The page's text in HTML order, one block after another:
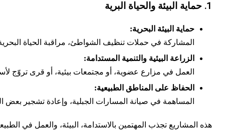
1. حماية البيئة والحياة البرية
حماية البيئة البحرية:
المشاركة في حملات تنظيف الشواطئ، مراقبة الحياة
الزراعة البيئية والتنمية المستدامة:
العمل في مزارع عضوية، أو مجتمعات بيئية، أو قرى تروّج
الحفاظ على المناطق الطبيعية:
المساهمة في صيانة المسارات الجبلية، وإعادة تشجير بعض
هذه المشاريع تجذب المهتمين بالاستدامة، البيئة، والعمل في